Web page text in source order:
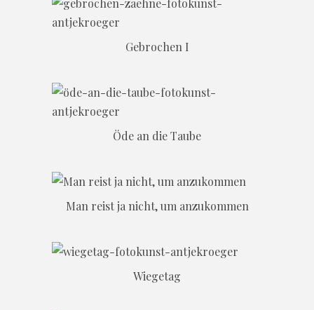
Gebrochen I
Öde an die Taube
Man reist ja nicht, um anzukommen
Wiegetag